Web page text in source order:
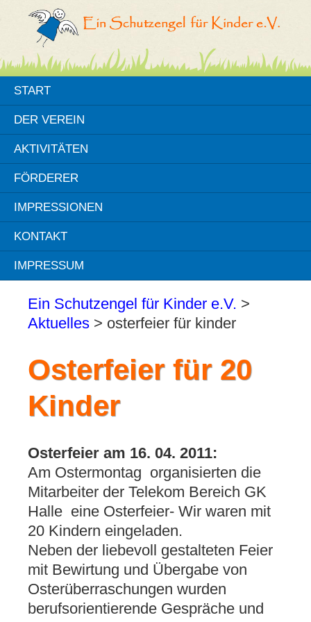
START
DER VEREIN
AKTIVITÄTEN
FÖRDERER
IMPRESSIONEN
KONTAKT
IMPRESSUM
Ein Schutzengel für Kinder e.V. >
Aktuelles > osterfeier für kinder
Osterfeier für 20
Kinder
Osterfeier am 16. 04. 2011:
Am Ostermontag organisierten die
Mitarbeiter der Telekom Bereich GK
Halle eine Osterfeier- Wir waren mit
20 Kindern eingeladen.
Neben der liebevoll gestalteten Feier
mit Bewirtung und Übergabe von
Osterüberraschungen wurden
berufsorientierende Gespräche und